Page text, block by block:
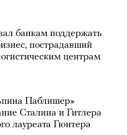
банкам поддержать
пострадавший
центрам
Паблишер»
Сталина и Гитлера
лауреата Гюнтера